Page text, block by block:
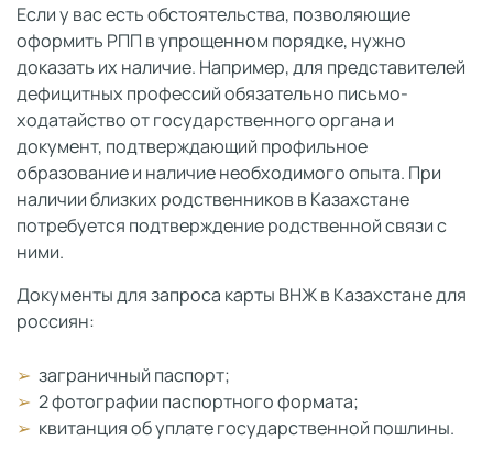
Если у вас есть обстоятельства, позволяющие
оформить РПП в упрощенном порядке, нужно
доказать их наличие. Например, для представителей
дефицитных профессий обязательно письмо-
ходатайство от государственного органа и
документ, подтверждающий профильное
образование и наличие необходимого опыта. При
наличии близких родственников в Казахстане
потребуется подтверждение родственной связи с
ними.
Документы для запроса карты ВНЖ в Казахстане для
россиян:
заграничный паспорт;
2 фотографии паспортного формата;
квитанция об уплате государственной пошлины.